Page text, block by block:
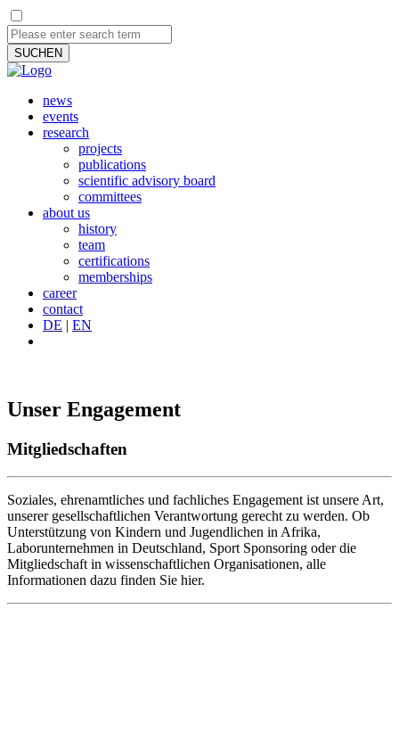
SUCHEN
news
events
research
projects
publications
scientific advisory board
committees
about us
history
team
certifications
memberships
career
contact
DE | EN
Unser Engagement
Mitgliedschaften
Soziales, ehrenamtliches und fachliches Engagement ist unsere Art,
unserer gesellschaftlichen Verantwortung gerecht zu werden. Ob
Unterstützung von Kindern und Jugendlichen in Afrika,
Laborunternehmen in Deutschland, Sport Sponsoring oder die
Mitgliedschaft in wissenschaftlichen Organisationen, alle
Informationen dazu finden Sie hier.